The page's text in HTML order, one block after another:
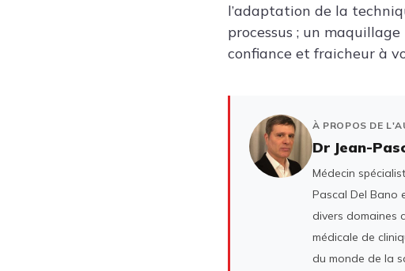
l’adaptation de la
processus ; un
confiance et fraicheur à
À PROPOS DE
Dr Jean-
Médecin
Pascal Del Bano
divers domaines
médicale de
du monde de la